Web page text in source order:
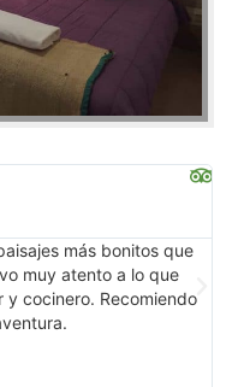
más bonitos que
muy atento a lo que
y cocinero. Recomiendo